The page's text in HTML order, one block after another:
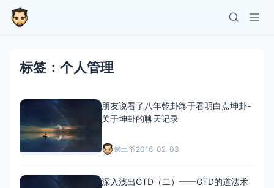
标签：个人管理
朋友说看了八年乾卦终于看明白点坤卦-
关于坤卦的聊天记录
侯三爷2016-02-03
深入浅出GTD（二）——GTD的道法术